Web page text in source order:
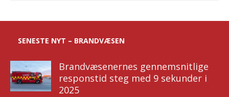
SENESTE NYT – BRANDVÆSEN
Brandvæsenernes gennemsnitlige
responstid steg med 9 sekunder i
2025